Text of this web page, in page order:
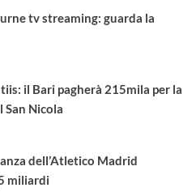
tv streaming: guarda la
il Bari pagherà 215mila per la
Nicola
dell’Atletico Madrid
miliardi